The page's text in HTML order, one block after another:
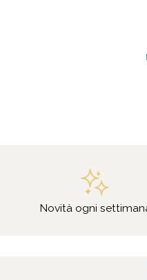
Novità ogni